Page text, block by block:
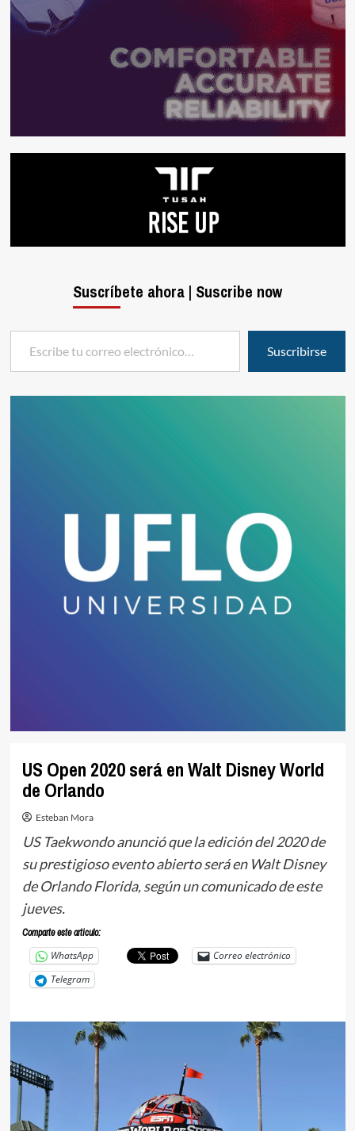
US Open 2020 será en Walt Disney World
de Orlando
Esteban Mora
US Taekwondo anunció que la edición del 2020 de
su prestigioso evento abierto será en Walt Disney
de Orlando Florida, según un comunicado de este
jueves.
Comparte este articulo:
WhatsApp
Correo electrónico
Telegram
Suscríbete ahora | Suscribe now
Escribe tu correo electrónico…
Suscribirse